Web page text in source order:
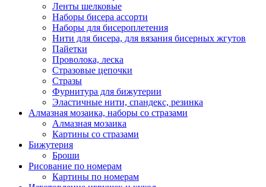
Ленты шелковые
Наборы бисера ассорти
Наборы для бисероплетения
Нити для бисера, для вязания бисерных жгутов
Пайетки
Проволока, леска
Стразовые цепочки
Стразы
Фурнитура для бижутерии
Эластичные нити, спандекс, резинка
Алмазная мозаика, наборы со стразами
Алмазная мозаика
Картины co стразами
Бижутерия
Броши
Рисование по номерам
Картины по номерам